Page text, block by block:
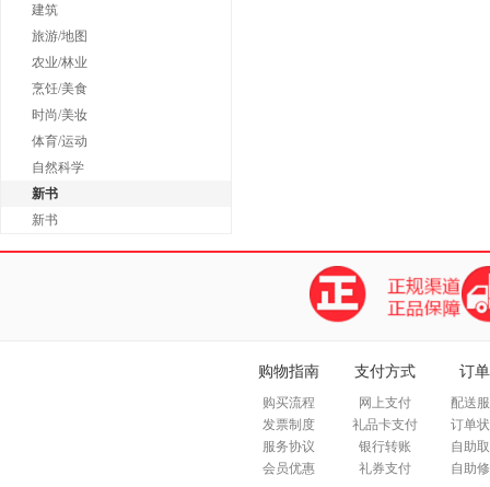
建筑
旅游/地图
农业/林业
烹饪/美食
时尚/美妆
体育/运动
自然科学
新书
新书
购物指南
购买流程
发票制度
服务协议
会员优惠
支付方式
网上支付
礼品卡支付
银行转账
礼券支付
订
配送
订单
自助
自助